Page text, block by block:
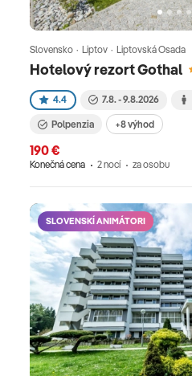
Hotelový rezort Gothal
Slovensko · Liptov · Liptovská Osada
4.4 7.8. - 9.8.2026
Polpenzia +8 výhod
190 €
Konečná cena 2 nocí za osobu
SLOVENSKÍ ANIMÁTORI